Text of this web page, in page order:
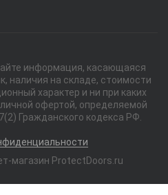
информация, касающаяся
наличия на складе, стоимости
характер и ни при каких
офертой, определяемой
Гражданского кодекса РФ.
магазин ProtectDoors.ru